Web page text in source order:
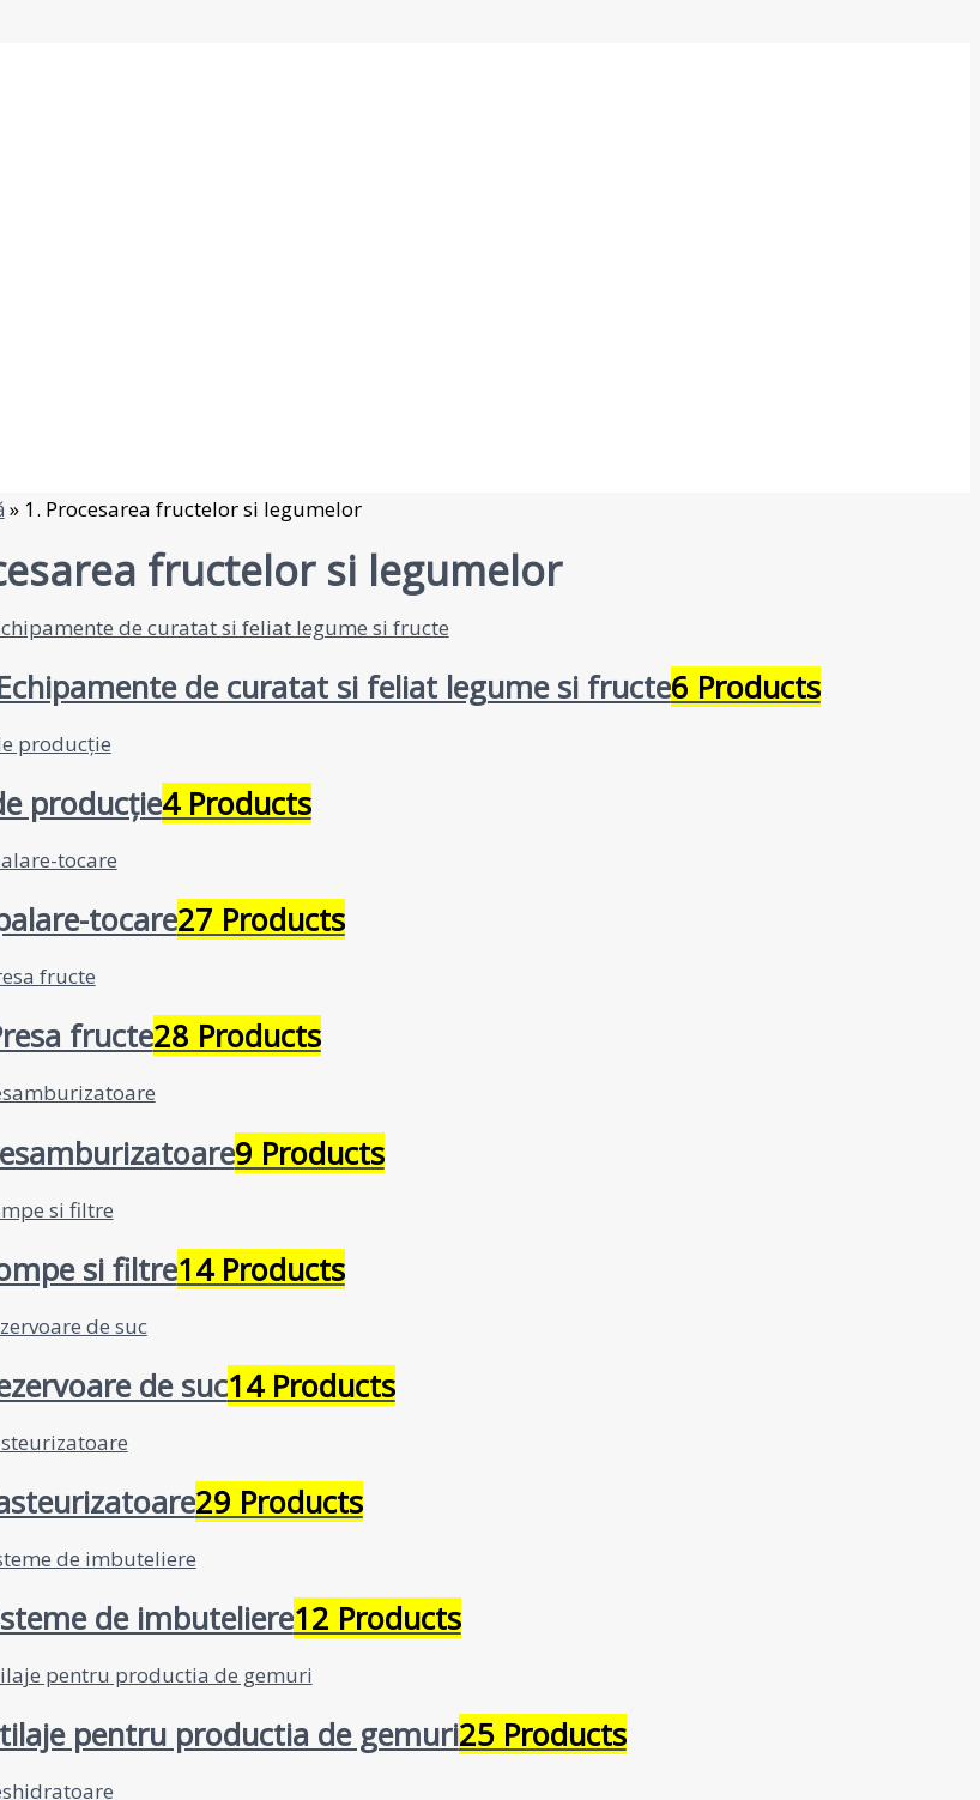
» 1. Procesarea fructelor si legumelor
fructelor si legumelor
de curatat si feliat legume si fructe6 Products
producție4 Products
tocare27 Products
fructe28 Products
9 Products
si filtre14 Products
de suc14 Products
29 Products
de imbuteliere12 Products
pentru productia de gemuri25 Products